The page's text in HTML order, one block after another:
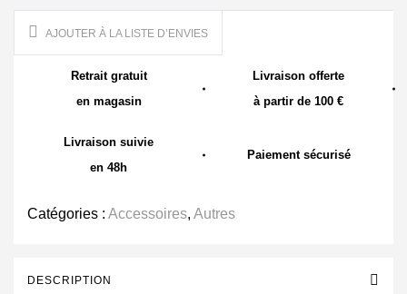
AJOUTER À LA LISTE D’ENVIES
Retrait gratuit
en magasin
Livraison offerte
à partir de 100 €
Livraison suivie
en 48h
Paiement sécurisé
Catégories : Accessoires, Autres
DESCRIPTION